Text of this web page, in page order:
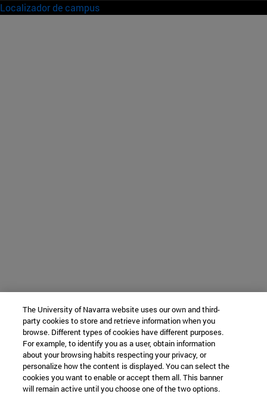
Localizador de campus
The University of Navarra website uses our own and third-
party cookies to store and retrieve information when you
browse. Different types of cookies have different purposes.
For example, to identify you as a user, obtain information
about your browsing habits respecting your privacy, or
personalize how the content is displayed. You can select the
cookies you want to enable or accept them all. This banner
will remain active until you choose one of the two options.